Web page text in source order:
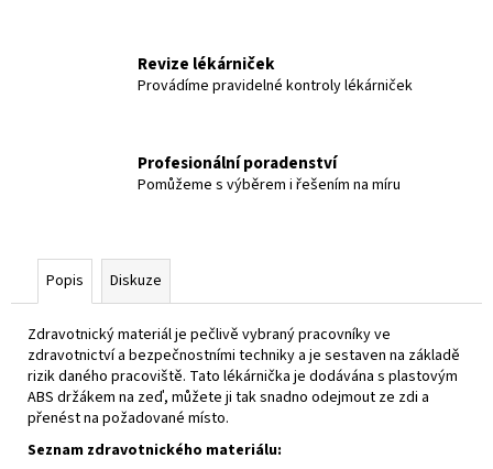
Revize lékárniček
Provádíme pravidelné kontroly lékárniček
Profesionální poradenství
Pomůžeme s výběrem i řešením na míru
Popis Diskuze
Zdravotnický materiál je pečlivě vybraný pracovníky ve
zdravotnictví a bezpečnostními techniky a je sestaven na základě
rizik daného pracoviště. Tato lékárnička je dodávána s plastovým
ABS držákem na zeď, můžete ji tak snadno odejmout ze zdi a
přenést na požadované místo.
Seznam zdravotnického materiálu: